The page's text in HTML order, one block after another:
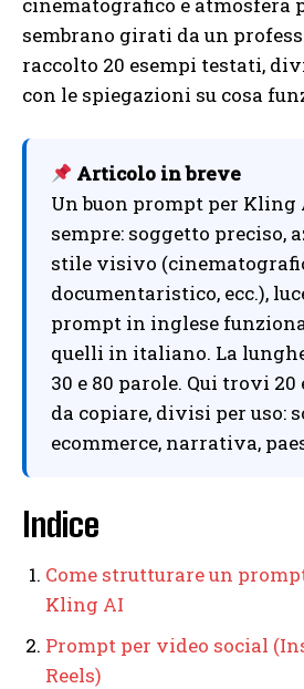
sembrano girati da un
raccolto 20 esempi testati,
con le spiegazioni su cosa
Articolo in breve
Un buon prompt per Kling
sempre: soggetto preciso,
stile visivo
documentaristico, ecc.),
prompt in inglese
quelli in italiano. La
30 e 80 parole. Qui trovi
da copiare, divisi per uso:
ecommerce, narrativa,
Indice
Come strutturare un
Kling AI
Prompt per video social
Reels)